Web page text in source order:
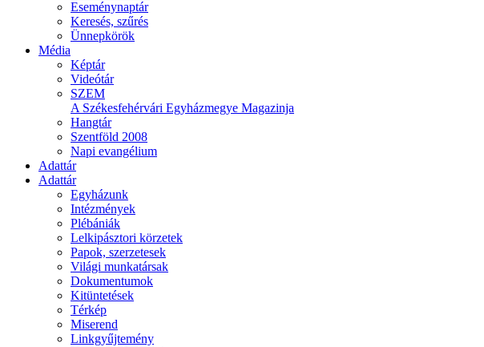
Eseménynaptár
Keresés, szűrés
Ünnepkörök
Média
Képtár
Videótár
SZEM
A Székesfehérvári Egyházmegye Magazinja
Hangtár
Szentföld 2008
Napi evangélium
Adattár
Adattár
Egyházunk
Intézmények
Plébániák
Lelkipásztori körzetek
Papok, szerzetesek
Világi munkatársak
Dokumentumok
Kitüntetések
Térkép
Miserend
Linkgyűjtemény